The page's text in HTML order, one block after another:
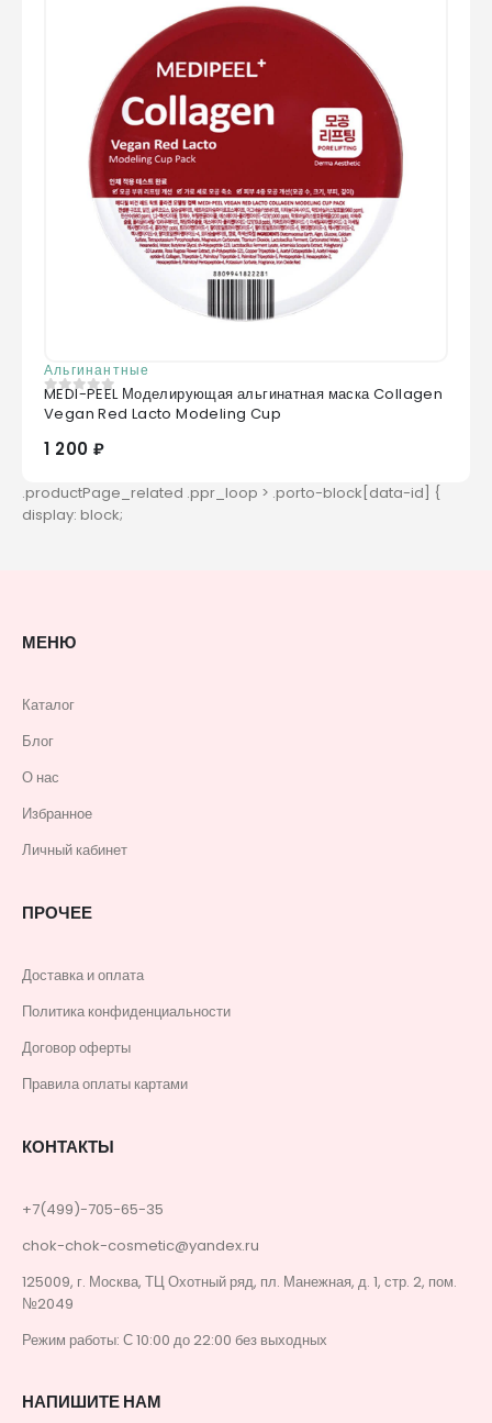
Альгинантные
0из 5
MEDI-PEEL Моделирующая альгинатная маска Collagen
Vegan Red Lacto Modeling Cup
1 200 ₽
МЕНЮ
Каталог
Блог
О нас
Избранное
Личный кабинет
ПРОЧЕЕ
Доставка и оплата
Политика конфиденциальности
Договор оферты
Правила оплаты картами
КОНТАКТЫ
+7(499)-705-65-35
chok-chok-cosmetic@yandex.ru
125009, г. Москва, ТЦ Охотный ряд, пл. Манежная, д. 1, стр. 2, пом.
№2049
Режим работы: С 10:00 до 22:00 без выходных
НАПИШИТЕ НАМ